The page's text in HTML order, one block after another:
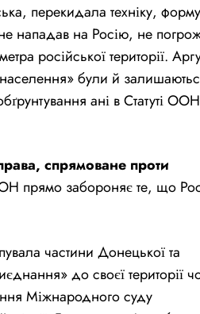
перекидала техніку,
нападав на Росію, не
російської території.
були й
ані в Статуті
спрямоване проти
прямо забороняє те, що
частини Донецької та
до своєї території
Міжнародногосуду